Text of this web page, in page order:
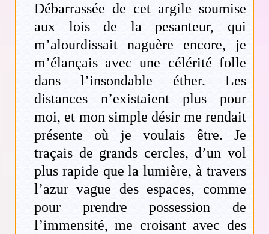
Débarrassée de cet argile soumise
aux lois de la pesanteur, qui
m’alourdissait naguère encore, je
m’élançais avec une célérité folle
dans l’insondable éther. Les
distances n’existaient plus pour
moi, et mon simple désir me rendait
présente où je voulais être. Je
traçais de grands cercles, d’un vol
plus rapide que la lumière, à travers
l’azur vague des espaces, comme
pour prendre possession de
l’immensité, me croisant avec des